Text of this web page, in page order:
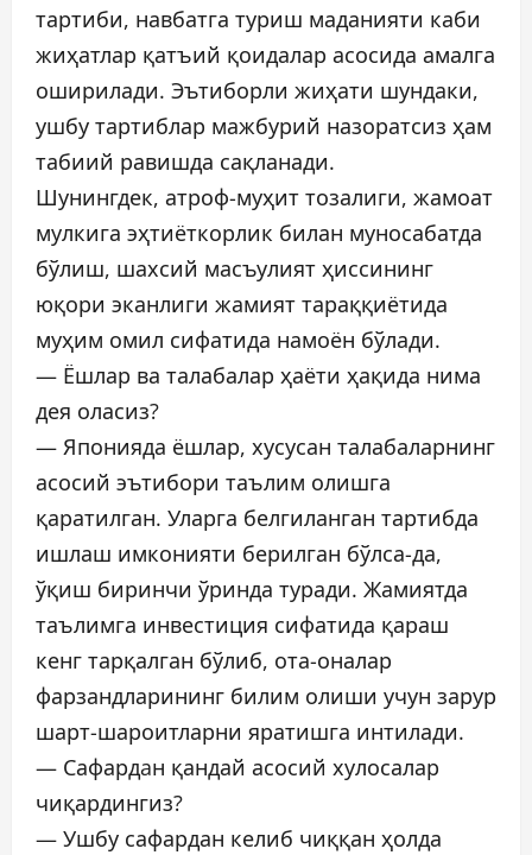
тартиби, навбатга туриш маданияти каби
жиҳатлар қатъий қоидалар асосида амалга
оширилади. Эътиборли жиҳати шундаки,
ушбу тартиблар мажбурий назоратсиз ҳам
табиий равишда сақланади.
Шунингдек, атроф-муҳит тозалиги, жамоат
мулкига эҳтиёткорлик билан муносабатда
бўлиш, шахсий масъулият ҳиссининг
юқори эканлиги жамият тараққиётида
муҳим омил сифатида намоён бўлади.
— Ёшлар ва талабалар ҳаёти ҳақида нима
дея оласиз?
— Японияда ёшлар, хусусан талабаларнинг
асосий эътибори таълим олишга
қаратилган. Уларга белгиланган тартибда
ишлаш имконияти берилган бўлса-да,
ўқиш биринчи ўринда туради. Жамиятда
таълимга инвестиция сифатида қараш
кенг тарқалган бўлиб, ота-оналар
фарзандларининг билим олиши учун зарур
шарт-шароитларни яратишга интилади.
— Сафардaн қандай асосий хулосалар
чиқардингиз?
— Ушбу сафардан келиб чиққан ҳолда